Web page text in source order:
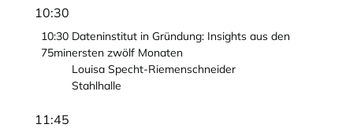
10:30
10:30
75min
Dateninstitut in Gründung: Insights aus den
ersten zwölf Monaten
Louisa Specht-Riemenschneider
Stahlhalle
11:45